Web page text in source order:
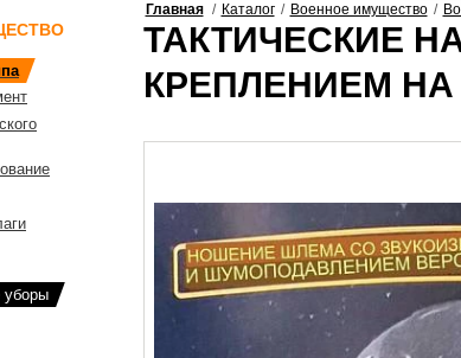
уборы
Главная / Каталог / Военное имущество /
ТАКТИЧЕСКИЕ
КРЕПЛЕНИЕМ